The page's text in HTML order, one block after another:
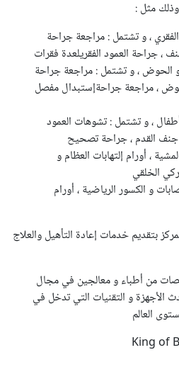
مثل :
، و تشتمل : مراجعة جراحة
، جراحة العمود الفقريلعدة فقرات
الحوض ، و تشتمل : مراجعة جراحة
، مراجعة جراحةإستبدال مفصل
، و تشتمل : تشوهات العمود
جنف القدم ، جراحة تصحيح
، أورام إلتهابات العظام و
الخلقي
و الكسور الرياضية ، أورام
بتقديم خدمات إعادة التأهيل والعلاج
من أطباء و معالجين في مجال
الأجهزة و التقنيات التي تدخل في
العالم
King of